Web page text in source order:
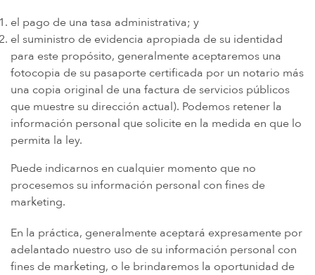
el pago de una tasa administrativa; y
el suministro de evidencia apropiada de su identidad
para este propósito, generalmente aceptaremos una
fotocopia de su pasaporte certificada por un notario más
una copia original de una factura de servicios públicos
que muestre su dirección actual). Podemos retener la
información personal que solicite en la medida en que lo
permita la ley.
Puede indicarnos en cualquier momento que no
procesemos su información personal con fines de
marketing.
En la práctica, generalmente aceptará expresamente por
adelantado nuestro uso de su información personal con
fines de marketing, o le brindaremos la oportunidad de